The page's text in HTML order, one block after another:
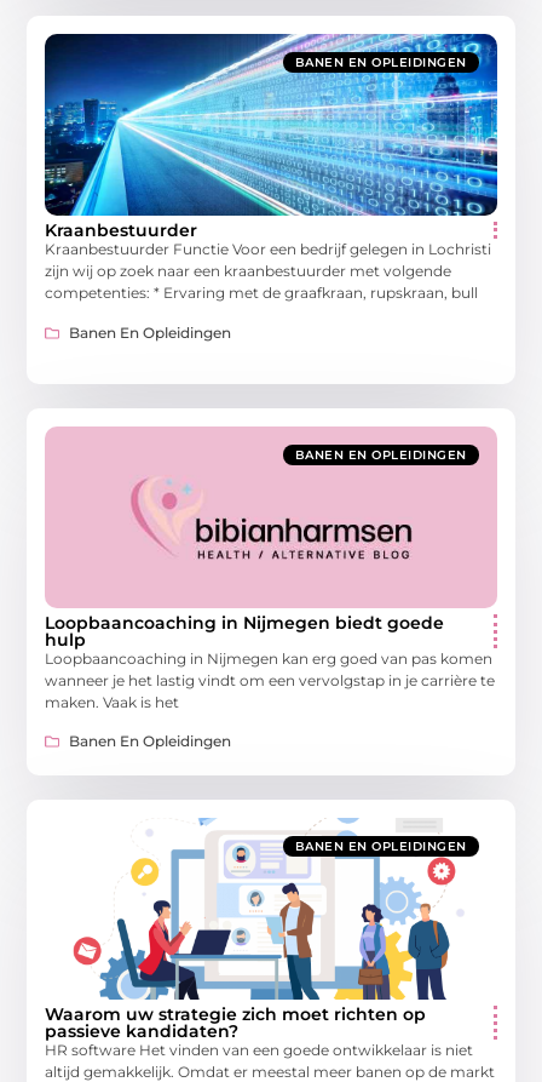
BANEN EN OPLEIDINGEN
Kraanbestuurder
Kraanbestuurder Functie Voor een bedrijf gelegen in Lochristi
zijn wij op zoek naar een kraanbestuurder met volgende
competenties: * Ervaring met de graafkraan, rupskraan, bull
Banen En Opleidingen
BANEN EN OPLEIDINGEN
Loopbaancoaching in Nijmegen biedt goede
hulp
Loopbaancoaching in Nijmegen kan erg goed van pas komen
wanneer je het lastig vindt om een vervolgstap in je carrière te
maken. Vaak is het
Banen En Opleidingen
BANEN EN OPLEIDINGEN
Waarom uw strategie zich moet richten op
passieve kandidaten?
HR software Het vinden van een goede ontwikkelaar is niet
altijd gemakkelijk. Omdat er meestal meer banen op de markt